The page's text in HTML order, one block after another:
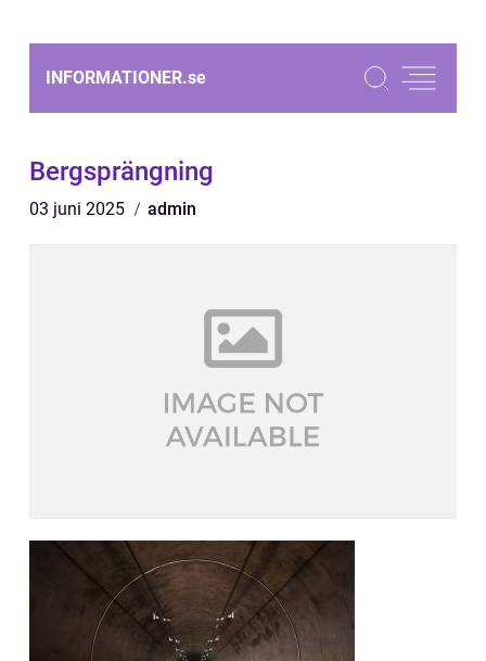
INFORMATIONER.se
Bergsprängning
03 juni 2025 admin